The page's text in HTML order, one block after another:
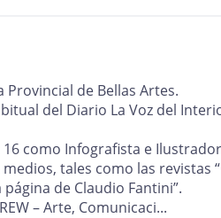
Provincial de Bellas Artes.
del Diario La Voz del
como Infografista e
tales como las revistas
página de Claudio Fantini”.
– Arte, Comunicaci...